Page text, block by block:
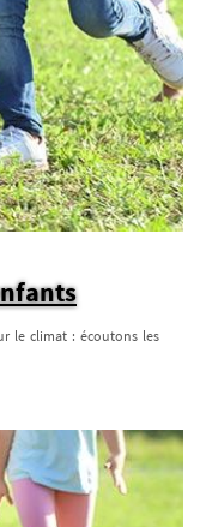
le climat : écoutons les